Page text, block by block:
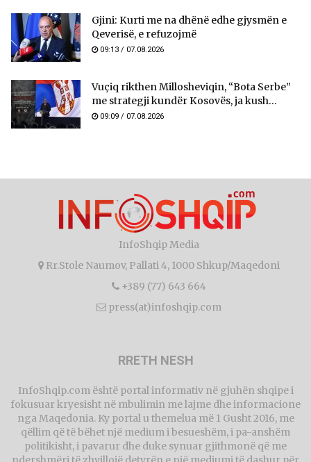
Gjini: Kurti me na dhënë edhe gjysmën e
Qeverisë, e refuzojmë
09:13 / 07.08.2026
Vuçiq rikthen Millosheviqin, “Bota Serbe”
me strategji kundër Kosovës, ja kush...
09:09 / 07.08.2026
InfoShqip Media
Rr.Stole Naumov, Pallati 4, 1000 Shkup/Maqedoni
+389 (77) 643 664
press(at)infoshqip.com
RRETH NESH
InfoShqip.com është portal informativ në gjuhën shqipe i
fokusuar kryesisht në mbulimin me lajme dhe informacione
nga Maqedonia. Ky portal u themelua më 1 Gusht 2016, me
qëllim që të bëhet një medium i besueshëm, i pa-anshëm
politikisht, i pavarur dhe duke synuar gjithmonë që me